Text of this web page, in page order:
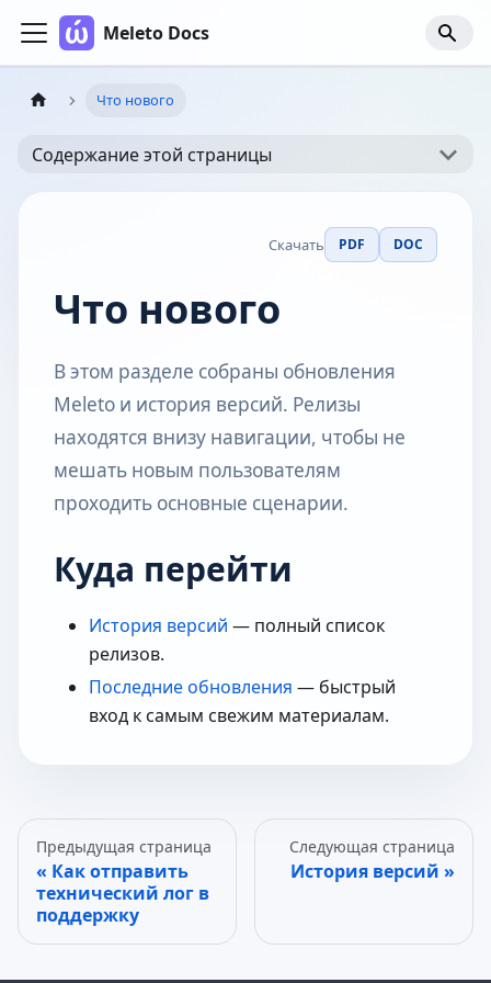
Meleto Docs
Что нового
Содержание этой страницы
Скачать PDF DOC
Что нового
В этом разделе собраны обновления
Meleto и история версий. Релизы
находятся внизу навигации, чтобы не
мешать новым пользователям
проходить основные сценарии.
Куда перейти
История версий — полный список
релизов.
Последние обновления — быстрый
вход к самым свежим материалам.
Предыдущая страница
Как отправить
технический лог в
поддержку
Следующая страница
История версий